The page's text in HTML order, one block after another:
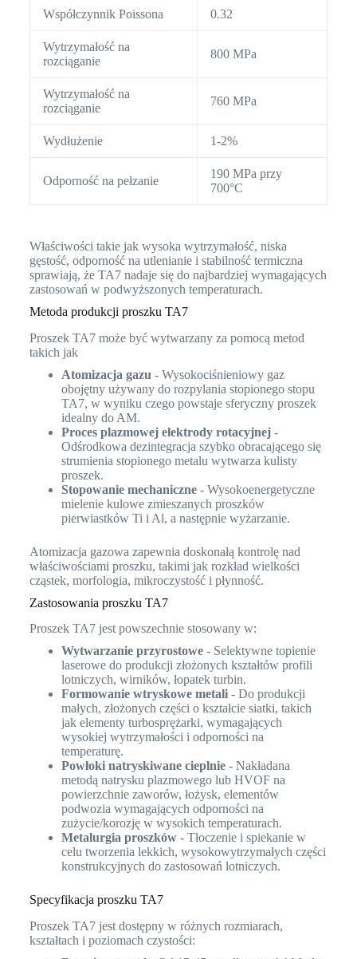
Współczynnik Poissona 0.32
Wytrzymałość na
rozciąganie
800 MPa
Wytrzymałość na
rozciąganie
760 MPa
Wydłużenie 1-2%
Odporność na pełzanie
190 MPa przy
700°C
Właściwości takie jak wysoka wytrzymałość, niska
gęstość, odporność na utlenianie i stabilność termiczna
sprawiają, że TA7 nadaje się do najbardziej wymagających
zastosowań w podwyższonych temperaturach.
Metoda produkcji proszku TA7
Proszek TA7 może być wytwarzany za pomocą metod
takich jak
Atomizacja gazu - Wysokociśnieniowy gaz
obojętny używany do rozpylania stopionego stopu
TA7, w wyniku czego powstaje sferyczny proszek
idealny do AM.
Proces plazmowej elektrody rotacyjnej-
Odśrodkowa dezintegracja szybko obracającego się
strumienia stopionego metalu wytwarza kulisty
proszek.
Stopowanie mechaniczne- Wysokoenergetyczne
mielenie kulowe zmieszanych proszków
pierwiastków Ti i Al, a następnie wyżarzanie.
Atomizacja gazowa zapewnia doskonałą kontrolę nad
właściwościami proszku, takimi jak rozkład wielkości
cząstek, morfologia, mikroczystość i płynność.
Zastosowania proszku TA7
Proszek TA7 jest powszechnie stosowany w:
Wytwarzanie przyrostowe- Selektywne topienie
laserowe do produkcji złożonych kształtów profili
lotniczych, wirników, łopatek turbin.
Formowanie wtryskowe metali- Do produkcji
małych, złożonych części o kształcie siatki, takich
jak elementy turbosprężarki, wymagających
wysokiej wytrzymałości i odporności na
temperaturę.
Powłoki natryskiwane cieplnie- Nakładana
metodą natrysku plazmowego lub HVOF na
powierzchnie zaworów, łożysk, elementów
podwozia wymagających odporności na
zużycie/korozję w wysokich temperaturach.
Metalurgia proszków- Tłoczenie i spiekanie w
celu tworzenia lekkich, wysokowytrzymałych części
konstrukcyjnych do zastosowań lotniczych.
Specyfikacja proszku TA7
Proszek TA7 jest dostępny w różnych rozmiarach,
kształtach i poziomach czystości: